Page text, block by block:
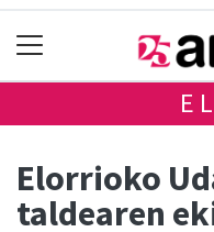
Elorrioko
taldearen